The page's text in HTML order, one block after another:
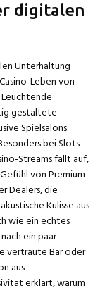
digitalen
Unterhaltung
Leben von
gestaltete
Spielsalons
bei Slots
Streams fällt auf,
von Premium-
Dealers, die
Kulisse aus
wie ein echtes
ein paar
vertraute Bar oder
aus
erklärt, warum